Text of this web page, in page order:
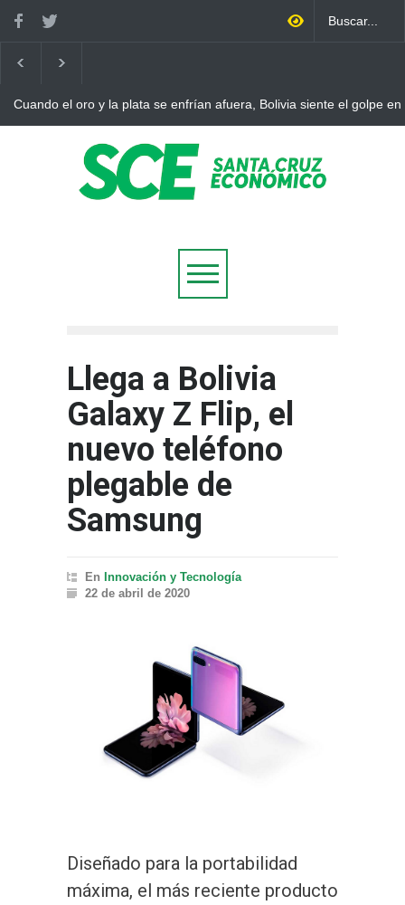
Cuando el oro y la plata se enfrían afuera, Bolivia siente el golpe en
Llega a Bolivia
Galaxy Z Flip, el
nuevo teléfono
plegable de
Samsung
En Innovación y Tecnología
22 de abril de 2020
Diseñado para la portabilidad
máxima, el más reciente producto